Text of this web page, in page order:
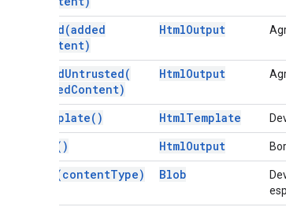
append(added
Content)
HtmlOutput
appendUntrusted(
addedContent)
HtmlOutput
Template( ) HtmlTemplate
clear( ) HtmlOutput
As(contentType) Blob